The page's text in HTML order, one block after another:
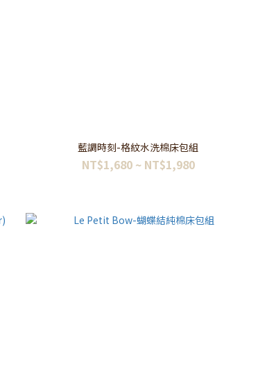
藍調時刻-格紋水洗棉床包組
NT$1,680 ~ NT$1,980